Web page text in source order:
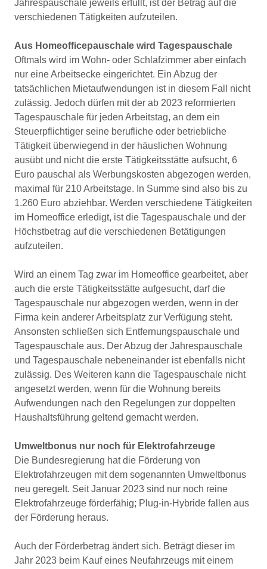
Jahrespauschale jeweils erfüllt, ist der Betrag auf die
verschiedenen Tätigkeiten aufzuteilen.
Aus Homeofficepauschale wird Tagespauschale
Oftmals wird im Wohn- oder Schlafzimmer aber einfach
nur eine Arbeitsecke eingerichtet. Ein Abzug der
tatsächlichen Mietaufwendungen ist in diesem Fall nicht
zulässig. Jedoch dürfen mit der ab 2023 reformierten
Tagespauschale für jeden Arbeitstag, an dem ein
Steuerpflichtiger seine berufliche oder betriebliche
Tätigkeit überwiegend in der häuslichen Wohnung
ausübt und nicht die erste Tätigkeitsstätte aufsucht, 6
Euro pauschal als Werbungskosten abgezogen werden,
maximal für 210 Arbeitstage. In Summe sind also bis zu
1.260 Euro abziehbar. Werden verschiedene Tätigkeiten
im Homeoffice erledigt, ist die Tagespauschale und der
Höchstbetrag auf die verschiedenen Betätigungen
aufzuteilen.
Wird an einem Tag zwar im Homeoffice gearbeitet, aber
auch die erste Tätigkeitsstätte aufgesucht, darf die
Tagespauschale nur abgezogen werden, wenn in der
Firma kein anderer Arbeitsplatz zur Verfügung steht.
Ansonsten schließen sich Entfernungspauschale und
Tagespauschale aus. Der Abzug der Jahrespauschale
und Tagespauschale nebeneinander ist ebenfalls nicht
zulässig. Des Weiteren kann die Tagespauschale nicht
angesetzt werden, wenn für die Wohnung bereits
Aufwendungen nach den Regelungen zur doppelten
Haushaltsführung geltend gemacht werden.
Umweltbonus nur noch für Elektrofahrzeuge
Die Bundesregierung hat die Förderung von
Elektrofahrzeugen mit dem sogenannten Umweltbonus
neu geregelt. Seit Januar 2023 sind nur noch reine
Elektrofahrzeuge förderfähig; Plug-in-Hybride fallen aus
der Förderung heraus.
Auch der Förderbetrag ändert sich. Beträgt dieser im
Jahr 2023 beim Kauf eines Neufahrzeugs mit einem